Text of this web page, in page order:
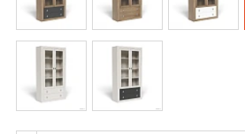
TIBET TIBET/PIZARRA